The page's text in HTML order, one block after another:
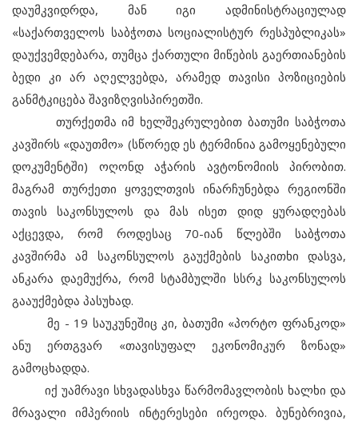
დაუმკვიდრდა, მან იგი ადმინისტრაციულად
«საქართველოს საბჭოთა სოციალისტურ რესპუბლიკას»
დაუქვემდებარა, თუმცა ქართული მიწების გაერთიანების
ბედი კი არ აღელვებდა, არამედ თავისი პოზიციების
განმტკიცება შავიზღვისპირეთში.
თურქეთმა იმ ხელშეკრულებით ბათუმი საბჭოთა
კავშირს «დაუთმო» (სწორედ ეს ტერმინია გამოყენებული
დოკუმენტში) ოღონდ აჭარის ავტონომიის პირობით.
მაგრამ თურქეთი ყოველთვის ინარჩუნებდა რეგიონში
თავის საკონსულოს და მას ისეთ დიდ ყურადღებას
აქცევდა, რომ როდესაც 70-იან წლებში საბჭოთა
კავშირმა ამ საკონსულოს გაუქმების საკითხი დასვა,
ანკარა დაემუქრა, რომ სტამბულში სსრკ საკონსულოს
გააუქმებდა პასუხად.
მე - 19 საუკუნეშიც კი, ბათუმი «პორტო ფრანკოდ»
ანუ ერთგვარ «თავისუფალ ეკონომიკურ ზონად»
გამოცხადდა.
იქ უამრავი სხვადასხვა წარმომავლობის ხალხი და
მრავალი იმპერიის ინტერესები ირეოდა. ბუნებრივია,